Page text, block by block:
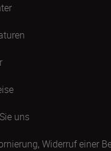
uns
Widerruf einer